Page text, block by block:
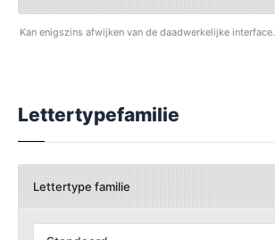
Kan enigszins afwijken van de daadwerkelijke interface.
Lettertypefamilie
Lettertype familie